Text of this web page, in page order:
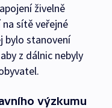
živelně
sítě veřejné
bylo stanovení
z dálnic nebyly
výzkumu